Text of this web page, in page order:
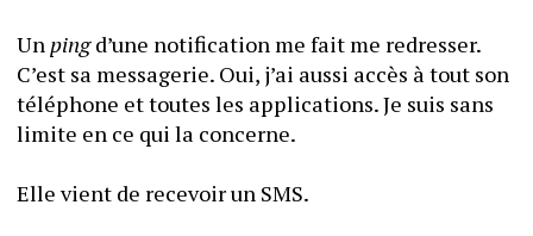
Un ping d’une notification me fait me redresser.
C’est sa messagerie. Oui, j’ai aussi accès à tout son
téléphone et toutes les applications. Je suis sans
limite en ce qui la concerne.
Elle vient de recevoir un SMS.